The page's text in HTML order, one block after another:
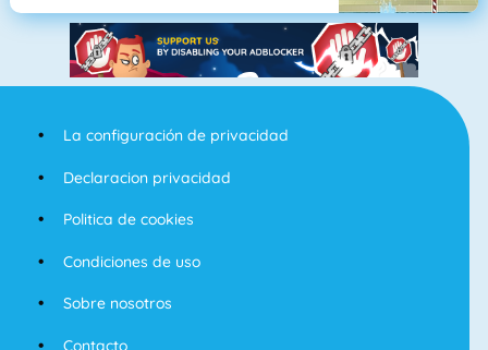
La configuración de privacidad
Declaracion privacidad
Politica de cookies
Condiciones de uso
Sobre nosotros
Contacto